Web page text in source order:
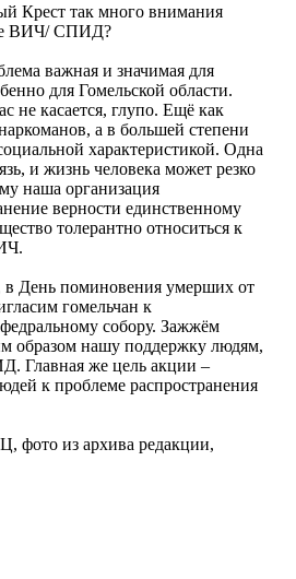
Крест так много внимания
ВИЧ/ СПИД?
важная и значимая для
для Гомельской области.
не касается, глупо. Ещё как
а в большей степени
характеристикой. Одна
и жизнь человека может резко
наша организация
верности единственному
толерантно относиться к
в День поминовения умерших от
гомельчан к
собору. Зажжём
образом нашу поддержку людям,
же цель акции –
к проблеме распространения
из архива редакции,